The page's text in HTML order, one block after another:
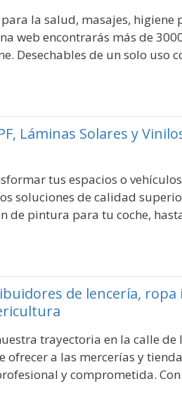
la salud, masajes, higiene
web encontrarás más de
Desechables de un solo uso
Láminas Solares y
tus espacios o
soluciones de calidad
de pintura para tu coche,
de lencería,
trayectoria en la calle de
ofrecer a las mercerías y
y comprometida. Con